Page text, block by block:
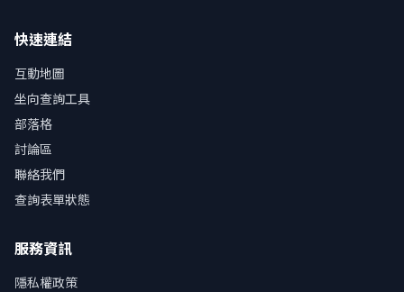
快速連結
互動地圖
坐向查詢工具
部落格
討論區
聯絡我們
查詢表單狀態
服務資訊
隱私權政策